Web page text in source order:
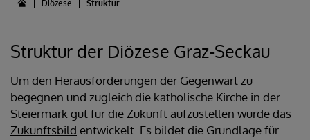
Diözese Struktur
Struktur der Diözese Graz-Seckau
Um den Herausforderungen der Gegenwart zu
begegnen und zugleich die katholische Kirche in der
Steiermark gut für die Zukunft aufzustellen wurde das
Zukunftsbild entwickelt. Es bildet die Grundlage für